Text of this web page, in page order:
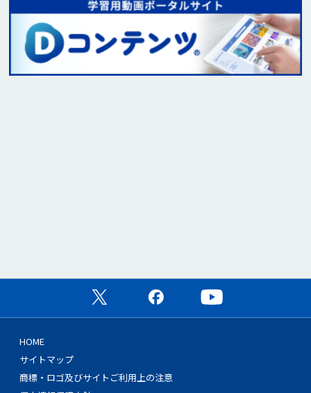
公式X（旧Twitter）ページ
公式Facebookページ
HOME
サイトマップ
商標・ロゴ及びサイトご利用上の注意